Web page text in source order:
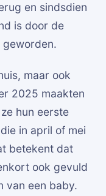
en sindsdien
is door de
geworden.
maar ook
2025 maakten
hun eerste
in april of mei
betekent dat
ook gevuld
van een baby.